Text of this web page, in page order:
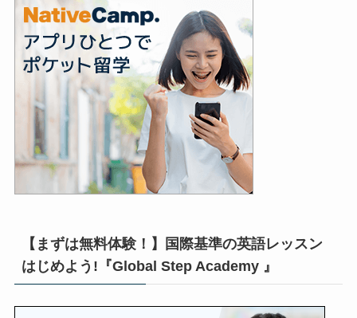
【まずは無料体験！】国際基準の英語レッスン
はじめよう!『Global Step Academy 』